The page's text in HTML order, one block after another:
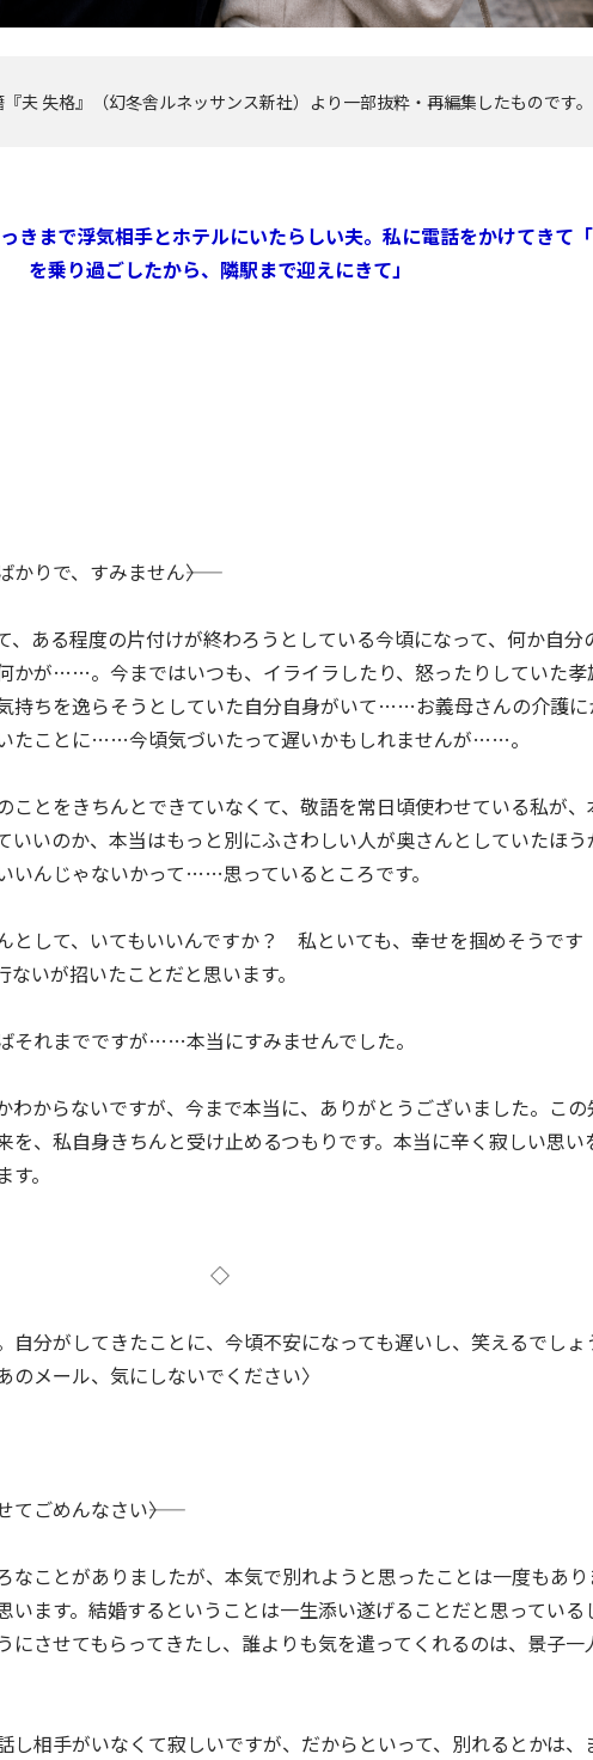
夫 失格』（幻冬舎ルネッサンス新社）より一部抜粋・再編集したものです。
きまで浮気相手とホテルにいたらしい夫。私に電話をかけてきて
を乗り過ごしたから、隣駅まで迎えにきて」
りで、すみません――〉
て、ある程度の片付けが終わろうとしている今頃になって、何か自分
かが……。今まではいつも、イライラしたり、怒ったりしていた孝
持ちを逸らそうとしていた自分自身がいて……お義母さんの介護に
たことに……今頃気づいたって遅いかもしれませんが……。
ことをきちんとできていなくて、敬語を常日頃使わせている私が、
いいのか、本当はもっと別にふさわしい人が奥さんとしていたほう
いんじゃないかって……思っているところです。
として、いてもいいんですか？ 私といても、幸せを掴めそうです
いが招いたことだと思います。
それまでですが……本当にすみませんでした。
わからないですが、今まで本当に、ありがとうございました。この
を、私自身きちんと受け止めるつもりです。本当に辛く寂しい思い
。
◇
自分がしてきたことに、今頃不安になっても遅いし、笑えるでしょ
のメール、気にしないでください〉
ごめんなさい――〉
ろなことがありましたが、本気で別れようと思ったことは一度もあ
います。結婚するということは一生添い遂げることだと思っている
にさせてもらってきたし、誰よりも気を遣ってくれるのは、景子一
し相手がいなくて寂しいですが、だからといって、別れるとかは、